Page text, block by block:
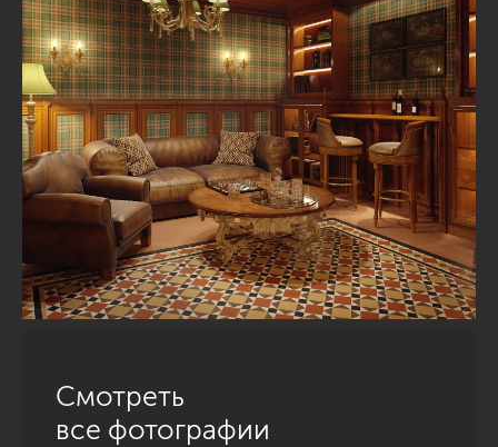
Смотреть
все фотографии